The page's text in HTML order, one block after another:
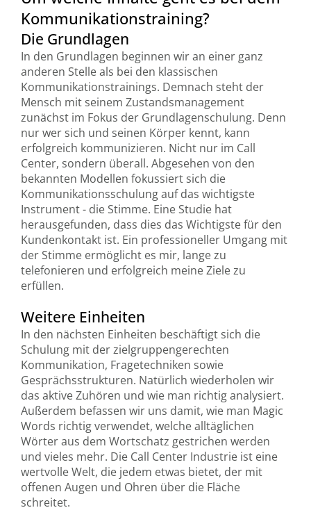
Kommunikationstraining?
Die Grundlagen
In den Grundlagen beginnen wir an einer ganz
anderen Stelle als bei den klassischen
Kommunikationstrainings. Demnach steht der
Mensch mit seinem Zustandsmanagement
zunächst im Fokus der Grundlagenschulung. Denn
nur wer sich und seinen Körper kennt, kann
erfolgreich kommunizieren. Nicht nur im Call
Center, sondern überall. Abgesehen von den
bekannten Modellen fokussiert sich die
Kommunikationsschulung auf das wichtigste
Instrument - die Stimme. Eine Studie hat
herausgefunden, dass dies das Wichtigste für den
Kundenkontakt ist. Ein professioneller Umgang mit
der Stimme ermöglicht es mir, lange zu
telefonieren und erfolgreich meine Ziele zu
erfüllen.
Weitere Einheiten
In den nächsten Einheiten beschäftigt sich die
Schulung mit der zielgruppengerechten
Kommunikation, Fragetechniken sowie
Gesprächsstrukturen. Natürlich wiederholen wir
das aktive Zuhören und wie man richtig analysiert.
Außerdem befassen wir uns damit, wie man Magic
Words richtig verwendet, welche alltäglichen
Wörter aus dem Wortschatz gestrichen werden
und vieles mehr. Die Call Center Industrie ist eine
wertvolle Welt, die jedem etwas bietet, der mit
offenen Augen und Ohren über die Fläche
schreitet.